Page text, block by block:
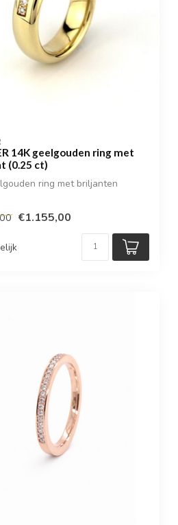
14K geelgouden ring met
(0.25 ct)
ring met briljanten
€1.155,00